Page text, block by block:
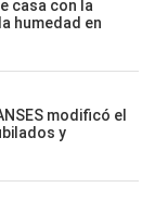
casa con la
humedad en
modificó el
y